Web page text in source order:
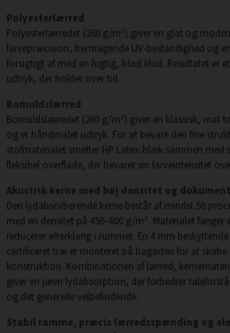
Polyesterlærred
Polyesterlærredet (260 g/m²) giver en glat og
farvepræcision, fremragende UV-bestandighed og
forsigtigt af med en fugtig, blød klud. Resultatet er
udtryk, der holder over tid.
Bomuldslærred
Bomuldslærredet (260 g/m²) giver en klassisk, mat
og et håndmalet udtryk. For at bevare den fine
stofmaterialet smelter HP Latex-blæk sammen med
fleksibel overflade, der bevarer sin farveintensitet
Akustisk kerne med høj densitet og
Den lydabsorberende kerne består af mindst 50
med en densitet på 450–600 g/m². Materialet
reducerer efterklang i rummet. En 4 mm beskyttende
certificeret træ er monteret på bagsiden for at
konstruktion. Kombinationen af lærred,
giver en jævn lydabsorption, der forbedrer
og det generelle velbefindende.
Stabil ramme, præcis lærredsspænding og